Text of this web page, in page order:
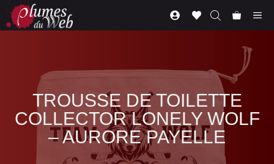
Aller
contenu
TROUSSE DE TOILETTE
COLLECTOR LONELY WOLF
– AURORE PAYELLE